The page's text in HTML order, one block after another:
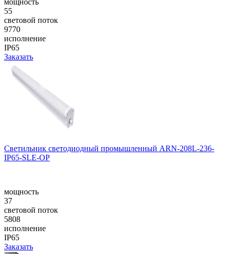
55
световой поток
9770
исполнение
IP65
Заказать
Светильник светодиодный промышленный ARN-208L-236-
IP65-SLE-OP
мощность
37
световой поток
5808
исполнение
IP65
Заказать